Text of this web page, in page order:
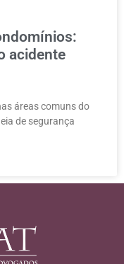
acidente
áreas comuns do
de segurança